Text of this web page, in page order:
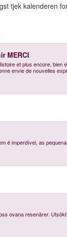
tjek kalenderen
MERCI
et plus encore,
envie de nouvelles
é imperdível, as
ovana resenärer.